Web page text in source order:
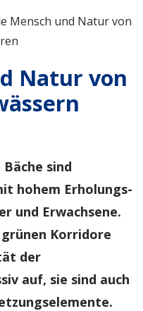
Mensch und Natur von
Natur von
sind
hohem Erholungs-
und Erwachsene.
Korridore
der
auf, sie sind auch